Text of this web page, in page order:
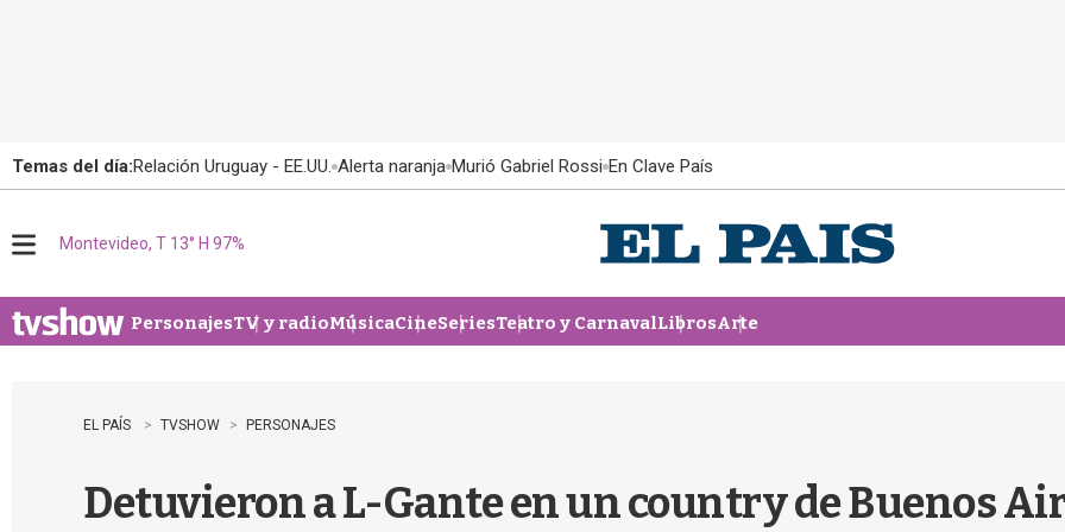
Temas del día:Relación Uruguay - EE.UU. Alerta naranja Murió Gabriel Rossi En Clave País
u
Montevideo, T 13° H 97%
PersonajesTV y radioMúsicaCineSeriesTeatro y CarnavalLibrosArte
EL PAÍS TVSHOW PERSONAJES
Detuvieron a L-Gante en un country de Buenos